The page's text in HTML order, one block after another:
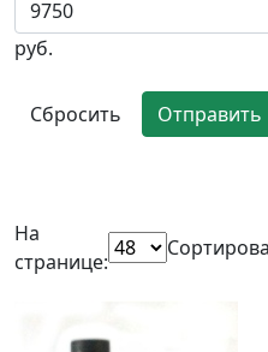
руб.
Сбросить Отправить
На
странице: